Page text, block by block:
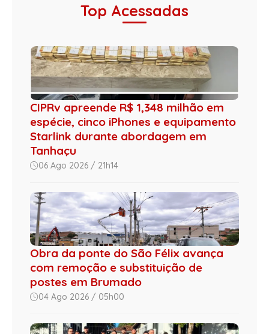
Top Acessadas
CIPRv apreende R$ 1,348 milhão em
espécie, cinco iPhones e equipamento
Starlink durante abordagem em
Tanhaçu
06 Ago 2026 / 21h14
Obra da ponte do São Félix avança
com remoção e substituição de
postes em Brumado
04 Ago 2026 / 05h00